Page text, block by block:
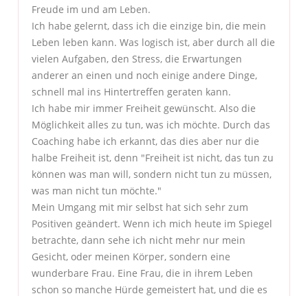
Freude im und am Leben.
Ich habe gelernt, dass ich die einzige bin, die mein
Leben leben kann. Was logisch ist, aber durch all die
vielen Aufgaben, den Stress, die Erwartungen
anderer an einen und noch einige andere Dinge,
schnell mal ins Hintertreffen geraten kann.
Ich habe mir immer Freiheit gewünscht. Also die
Möglichkeit alles zu tun, was ich möchte. Durch das
Coaching habe ich erkannt, das dies aber nur die
halbe Freiheit ist, denn "Freiheit ist nicht, das tun zu
können was man will, sondern nicht tun zu müssen,
was man nicht tun möchte."
Mein Umgang mit mir selbst hat sich sehr zum
Positiven geändert. Wenn ich mich heute im Spiegel
betrachte, dann sehe ich nicht mehr nur mein
Gesicht, oder meinen Körper, sondern eine
wunderbare Frau. Eine Frau, die in ihrem Leben
schon so manche Hürde gemeistert hat, und die es